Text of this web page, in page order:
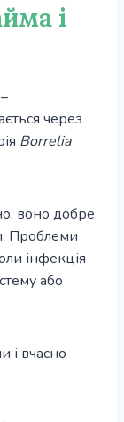
і
через
Borrelia
воно добре
Проблеми
інфекція
або
і вчасно